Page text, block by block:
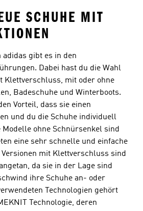
SCHUHE MIT
adidas gibt es in den
Dabei hast du die Wahl
Klettverschluss, mit oder ohne
Badeschuhe und Winterboots.
Vorteil, dass sie einen
und du die Schuhe individuell
ohne Schnürsenkel sind
eine sehr schnelle und einfache
Versionen mit Klettverschluss sind
da sie in der Lage sind
ihre Schuhe an- oder
Technologien gehört
Technologie, deren